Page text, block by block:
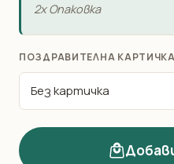
2x Опаковка
ПОЗДРАВИТЕЛНА КАРТИЧКА